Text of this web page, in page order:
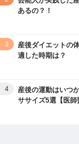
あるの？！
3
産後ダイエットの
適した時期は？
4
産後の運動はいつ
ササイズ5選【医師